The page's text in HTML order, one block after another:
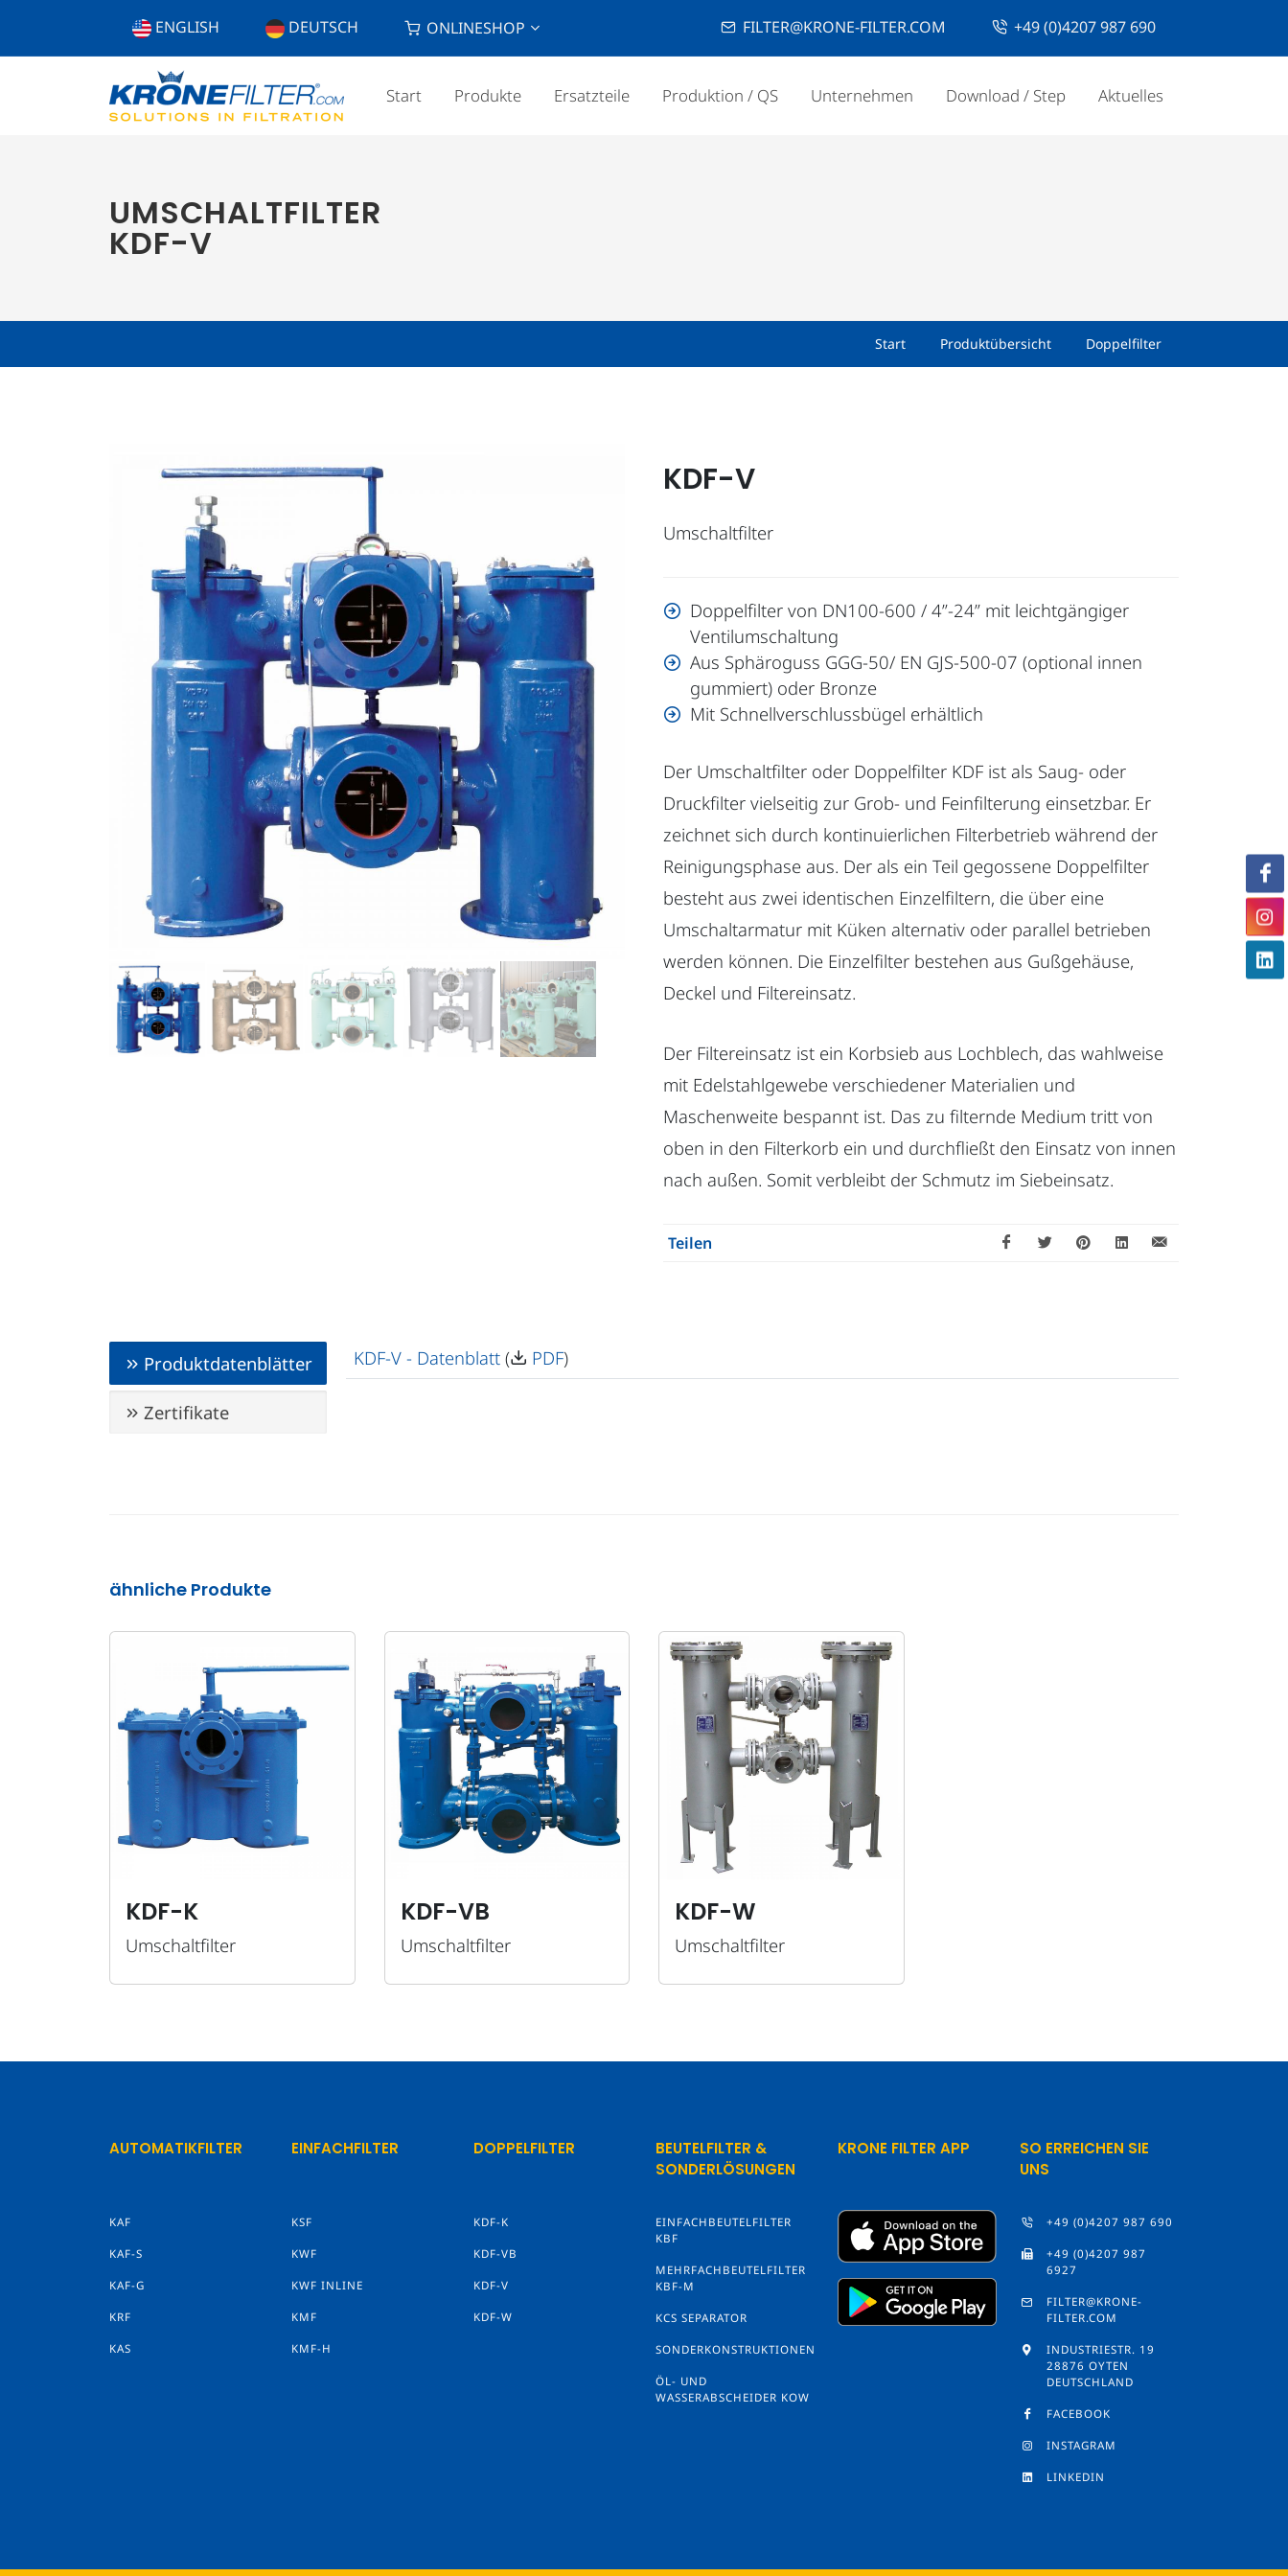
ENGLISH DEUTSCH ONLINESHOP FILTER@KRONE-FILTER.COM +49 (0)4207 987 690
Start Produkte Ersatzteile Produktion / QS Unternehmen Download / Step Aktuelles
UMSCHALTFILTER
KDF-V
Start Produktübersicht Doppelfilter
KDF-V
Umschaltfilter
Doppelfilter von DN100-600 / 4”-24” mit leichtgängiger
Ventilumschaltung
Aus Sphäroguss GGG-50/ EN GJS-500-07 (optional innen
gummiert) oder Bronze
Mit Schnellverschlussbügel erhältlich
Der Umschaltfilter oder Doppelfilter KDF ist als Saug- oder
Druckfilter vielseitig zur Grob- und Feinfilterung einsetzbar. Er
zeichnet sich durch kontinuierlichen Filterbetrieb während der
Reinigungsphase aus. Der als ein Teil gegossene Doppelfilter
besteht aus zwei identischen Einzelfiltern, die über eine
Umschaltarmatur mit Küken alternativ oder parallel betrieben
werden können. Die Einzelfilter bestehen aus Gußgehäuse,
Deckel und Filtereinsatz.
Der Filtereinsatz ist ein Korbsieb aus Lochblech, das wahlweise
mit Edelstahlgewebe verschiedener Materialien und
Maschenweite bespannt ist. Das zu filternde Medium tritt von
oben in den Filterkorb ein und durchfließt den Einsatz von innen
nach außen. Somit verbleibt der Schmutz im Siebeinsatz.
Teilen
Produktdatenblätter
Zertifikate
KDF-V - Datenblatt ( PDF)
ähnliche Produkte
KDF-K
Umschaltfilter
KDF-VB
Umschaltfilter
KDF-W
Umschaltfilter
AUTOMATIKFILTER
KAF
KAF-S
KAF-G
KRF
KAS
EINFACHFILTER
KSF
KWF
KWF INLINE
KMF
KMF-H
DOPPELFILTER
KDF-K
KDF-VB
KDF-V
KDF-W
BEUTELFILTER &
SONDERLÖSUNGEN
EINFACHBEUTELFILTER
KBF
MEHRFACHBEUTELFILTER
KBF-M
KCS SEPARATOR
SONDERKONSTRUKTIONEN
ÖL- UND
WASSERABSCHEIDER KOW
KRONE FILTER APP
SO ERREICHEN SIE
UNS
+49 (0)4207 987 690
+49 (0)4207 987
6927
FILTER@KRONE-
FILTER.COM
INDUSTRIESTR. 19
28876 OYTEN
DEUTSCHLAND
FACEBOOK
INSTAGRAM
LINKEDIN